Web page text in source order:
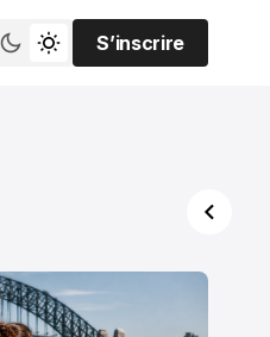
S’inscrire
S’inscrire